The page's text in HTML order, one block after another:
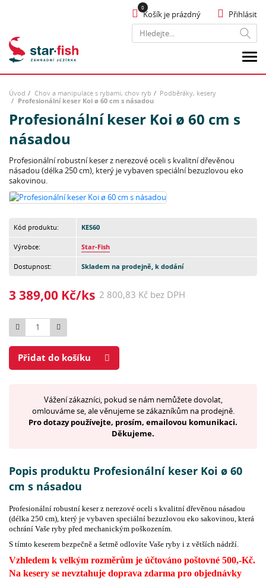
Hledat
Přihlásit
Košík je prázdný
Úvod Chov a manipulace s rybami, chov ryb
Podběráky, kesery
Profesionální keser Koi ø 60 cm s násadou
Profesionální keser Koi ø 60 cm s
násadou
Profesionální robustní keser z nerezové oceli s kvalitní dřevěnou
násadou (délka 250 cm), který je vybaven speciální bezuzlovou eko
sakovinou.
Kód produktu: KES60
Výrobce: Star-Fish
Dostupnost: Skladem na prodejně, k dodání
3 389,00 Kč/ks 2 800,83 Kč bez DPH
Počet
Přidat do košíku
Vážení zákazníci, pokud se nám nemůžete dovolat,
omlouváme se, ale věnujeme se zákazníkům na prodejně.
Pro dotazy používejte, prosím, emailovou komunikaci.
Děkujeme.
Popis produktu Profesionální keser Koi ø 60
cm s násadou
Profesionální robustní keser z nerezové oceli s kvalitní dřevěnou násadou
(délka 250 cm), který je vybaven speciální bezuzlovou eko sakovinou, která
ochrání Vaše ryby před mechanickým poškozením.
S tímto keserem bezpečně a šetrně odlovíte Vaše ryby i z větších nádrží.
Vzhledem k velkým rozměrům je účtováno poštovné 500,-Kč.
Na kesery se nevztahuje doprava zdarma pro objednávky